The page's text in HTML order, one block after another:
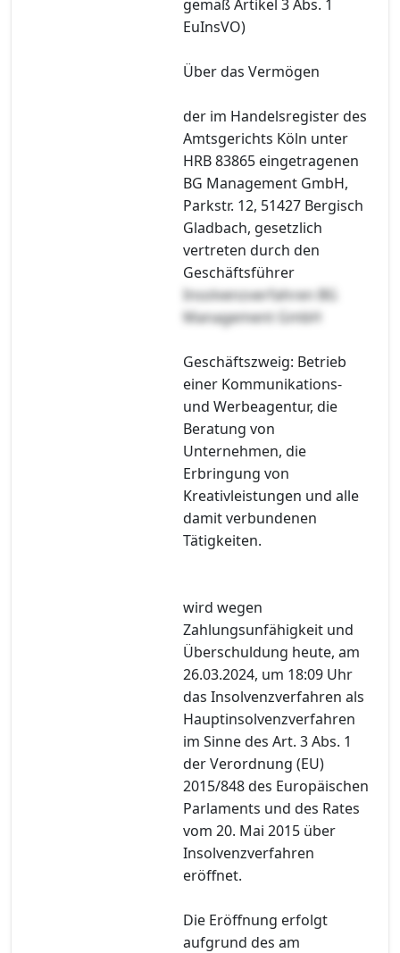
gemäß Artikel 3 Abs. 1
EuInsVO)
Über das Vermögen
der im Handelsregister des
Amtsgerichts Köln unter
HRB 83865 eingetragenen
BG Management GmbH,
Parkstr. 12, 51427 Bergisch
Gladbach, gesetzlich
vertreten durch den
Geschäftsführer
Insolvenzverfahren BG
Management GmbH
Geschäftszweig: Betrieb
einer Kommunikations-
und Werbeagentur, die
Beratung von
Unternehmen, die
Erbringung von
Kreativleistungen und alle
damit verbundenen
Tätigkeiten.
wird wegen
Zahlungsunfähigkeit und
Überschuldung heute, am
26.03.2024, um 18:09 Uhr
das Insolvenzverfahren als
Hauptinsolvenzverfahren
im Sinne des Art. 3 Abs. 1
der Verordnung (EU)
2015/848 des Europäischen
Parlaments und des Rates
vom 20. Mai 2015 über
Insolvenzverfahren
eröffnet.
Die Eröffnung erfolgt
aufgrund des am